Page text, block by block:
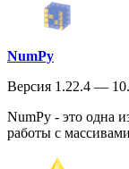
NumPy
Версия 1.22.4 —
NumPy - это одна
работы с